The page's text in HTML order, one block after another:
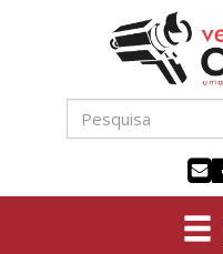
conteúdo
sétima